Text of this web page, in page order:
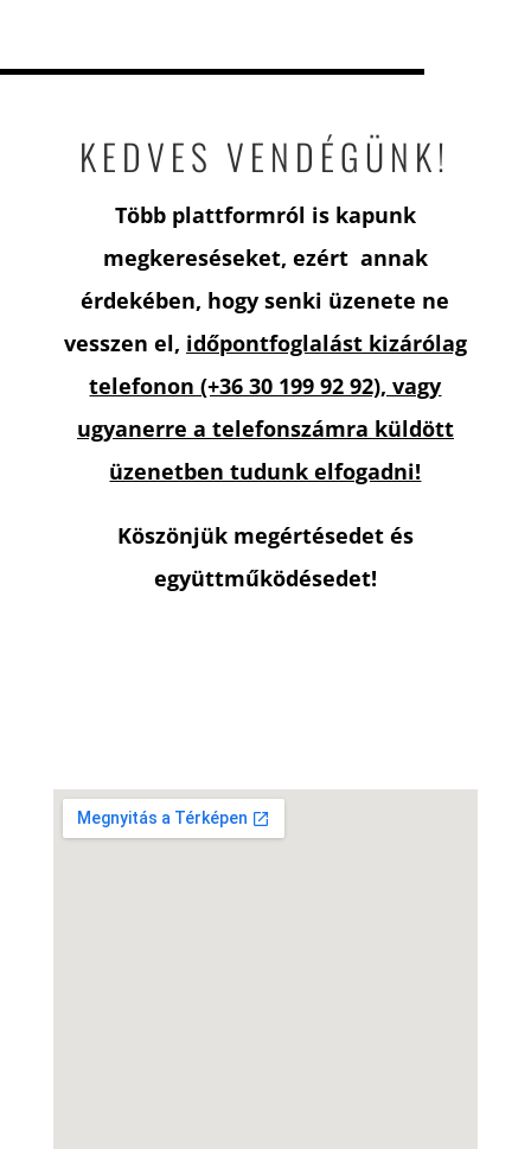
KEDVES VENDÉGÜNK!
Több plattformról is kapunk
megkereséseket, ezért annak
érdekében, hogy senki üzenete ne
vesszen el, időpontfoglalást kizárólag
telefonon (+36 30 199 92 92), vagy
ugyanerre a telefonszámra küldött
üzenetben tudunk elfogadni!
Köszönjük megértésedet és
együttműködésedet!